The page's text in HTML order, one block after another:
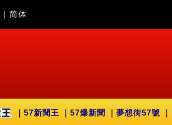
简体
57新聞王 57爆新聞 夢想街57號